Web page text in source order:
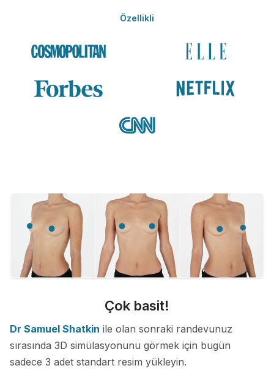
Özellikli
Çok basit!
Dr Samuel Shatkin ile olan sonraki randevunuz
sırasında 3D simülasyonunu görmek için bugün
sadece 3 adet standart resim yükleyin.